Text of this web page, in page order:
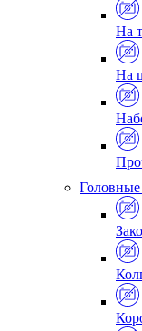
На
На